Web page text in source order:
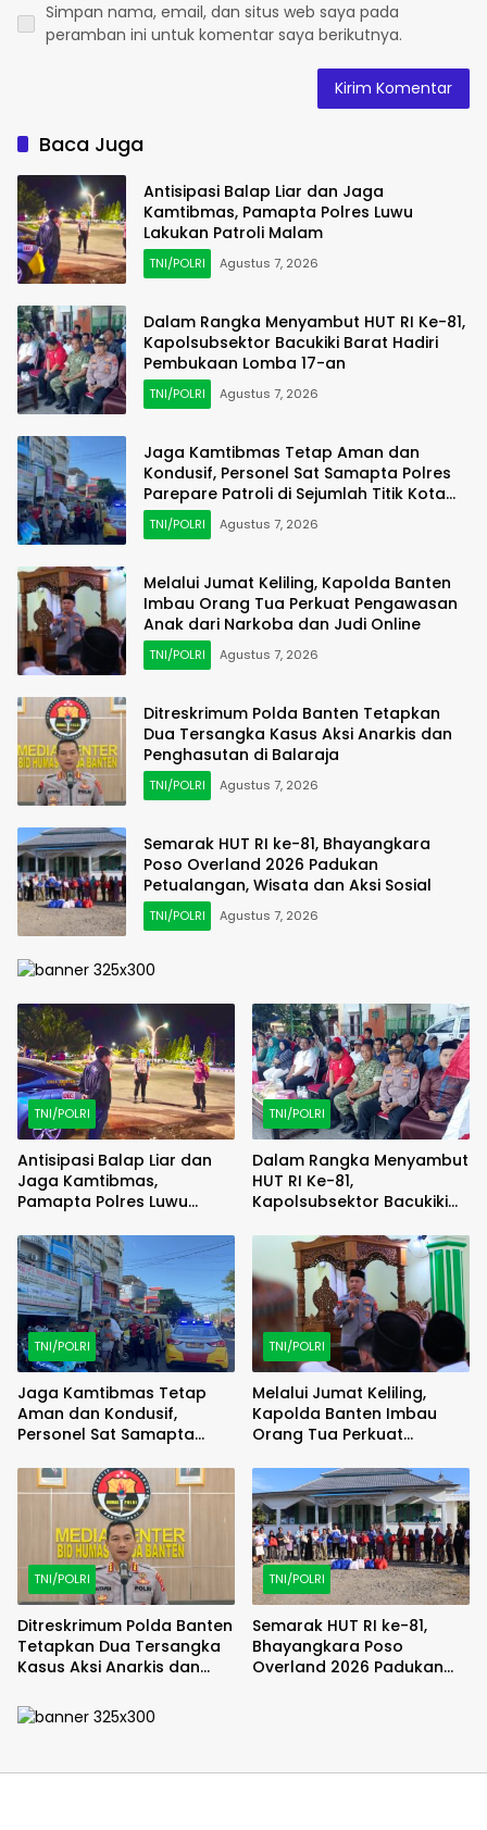
Simpan nama, email, dan situs web saya pada
peramban ini untuk komentar saya berikutnya.
Baca Juga
Antisipasi Balap Liar dan Jaga
Kamtibmas, Pamapta Polres Luwu
Lakukan Patroli Malam
TNI/POLRI Agustus 7, 2026
Dalam Rangka Menyambut HUT RI Ke-81,
Kapolsubsektor Bacukiki Barat Hadiri
Pembukaan Lomba 17-an
TNI/POLRI Agustus 7, 2026
Jaga Kamtibmas Tetap Aman dan
Kondusif, Personel Sat Samapta Polres
Parepare Patroli di Sejumlah Titik Kota
Parepare
TNI/POLRI Agustus 7, 2026
Melalui Jumat Keliling, Kapolda Banten
Imbau Orang Tua Perkuat Pengawasan
Anak dari Narkoba dan Judi Online
TNI/POLRI Agustus 7, 2026
Ditreskrimum Polda Banten Tetapkan
Dua Tersangka Kasus Aksi Anarkis dan
Penghasutan di Balaraja
TNI/POLRI Agustus 7, 2026
Semarak HUT RI ke-81, Bhayangkara
Poso Overland 2026 Padukan
Petualangan, Wisata dan Aksi Sosial
TNI/POLRI Agustus 7, 2026
TNI/POLRI
Antisipasi Balap Liar dan
Jaga Kamtibmas,
Pamapta Polres Luwu
TNI/POLRI
Dalam Rangka Menyambut
HUT RI Ke-81,
Kapolsubsektor Bacukiki
Lomba 17-an
TNI/POLRI
Jaga Kamtibmas Tetap
Aman dan Kondusif,
Personel Sat Samapta
Sejumlah Titik Kota
Parepare
TNI/POLRI
Melalui Jumat Keliling,
Kapolda Banten Imbau
Orang Tua Perkuat
Narkoba dan Judi Online
TNI/POLRI
Ditreskrimum Polda Banten
Tetapkan Dua Tersangka
Kasus Aksi Anarkis dan
TNI/POLRI
Semarak HUT RI ke-81,
Bhayangkara Poso
Overland 2026 Padukan